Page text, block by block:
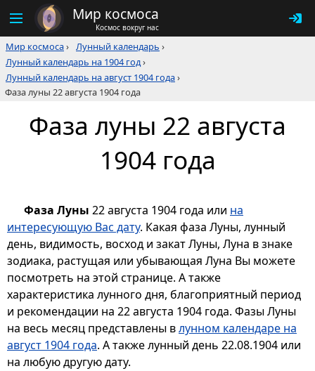
Мир космоса
Космос вокруг нас
Мир космоса› Лунный календарь ›
Лунный календарь на 1904 год›
Лунный календарь на август 1904 года›
Фаза луны 22 августа 1904 года
Фаза луны 22 августа
1904 года
Фаза Луны 22 августа 1904 года или на
интересующую Вас дату. Какая фаза Луны, лунный
день, видимость, восход и закат Луны, Луна в знаке
зодиака, растущая или убывающая Луна Вы можете
посмотреть на этой странице. А также
характеристика лунного дня, благоприятный период
и рекомендации на 22 августа 1904 года. Фазы Луны
на весь месяц представлены влунном календаре на
август 1904 года. А также лунный день 22.08.1904 или
на любую другую дату.